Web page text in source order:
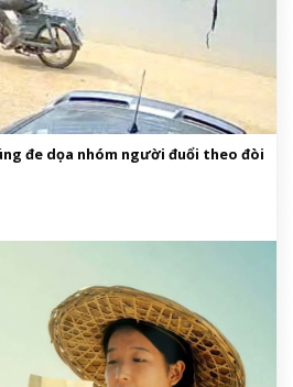
đe dọa nhóm người đuổi theo đòi